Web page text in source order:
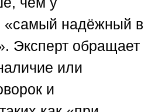
«самый надёжный в
Эксперт обращает
или
и